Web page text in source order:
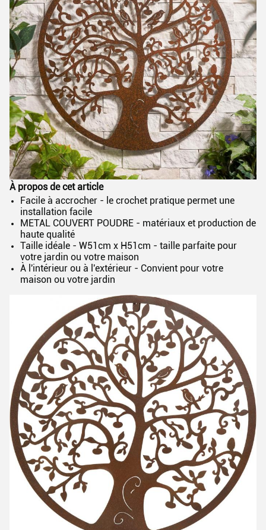
À propos de cet article
Facile à accrocher - le crochet pratique permet une
installation facile
METAL COUVERT POUDRE - matériaux et production de
haute qualité
Taille idéale - W51cm x H51cm - taille parfaite pour
votre jardin ou votre maison
À l'intérieur ou à l'extérieur - Convient pour votre
maison ou votre jardin